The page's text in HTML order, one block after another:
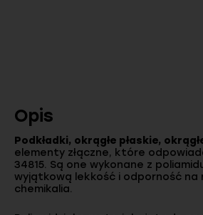
Opis
Podkładki, okrągłe płaskie,
elementy złączne, które
34815. Są one wykonane z
wyjątkową lekkość i odporność na
chemikalia.